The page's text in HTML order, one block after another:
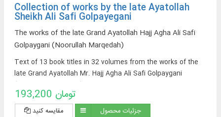
Collection of works by the late Ayatollah
Sheikh Ali Safi Golpayegani
The works of the late Grand Ayatollah Hajj Agha Ali Safi
Golpaygani (Noorullah Marqedah)
Text of 13 book titles in 32 volumes from the works of the
late Grand Ayatollah Mr. Hajj Agha Ali Safi Golpaygani
Principles of Jurisprudence, Shariah rulings and rituals
193,200 تومان
مقایسه کنید جزئیات محصول